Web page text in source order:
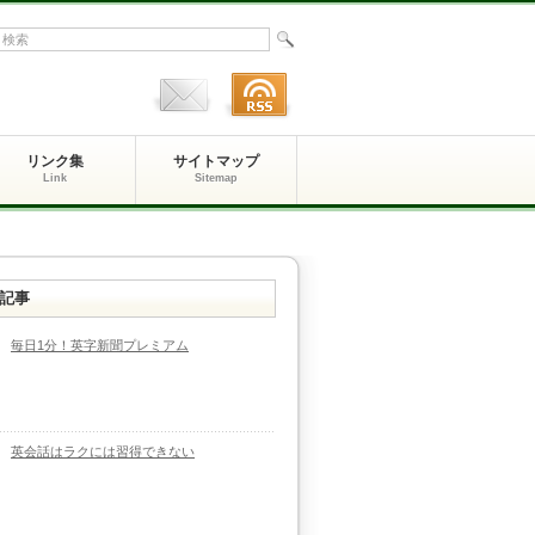
リンク集
Link
サイトマップ
Sitemap
事
毎日1分！英字新聞プレミアム
英会話はラクには習得できない